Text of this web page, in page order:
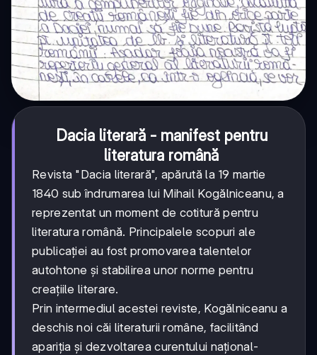
Dacia literară - manifest pentru
literatura română
Revista "Dacia literară", apărută la 19 martie
1840 sub îndrumarea lui Mihail Kogălniceanu, a
reprezentat un moment de cotitură pentru
literatura română. Principalele scopuri ale
publicației au fost promovarea talentelor
autohtone și stabilirea unor norme pentru
creațiile literare.
Prin intermediul acestei reviste, Kogălniceanu a
deschis noi căi literaturii române, facilitând
apariția și dezvoltarea curentului național-